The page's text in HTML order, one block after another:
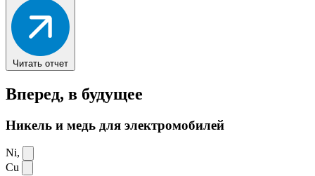
Читать отчет
Вперед, в будущее
Никель и медь для электромобилей
Ni,
Cu